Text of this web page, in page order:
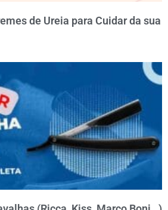
de Ureia para Cuidar da sua